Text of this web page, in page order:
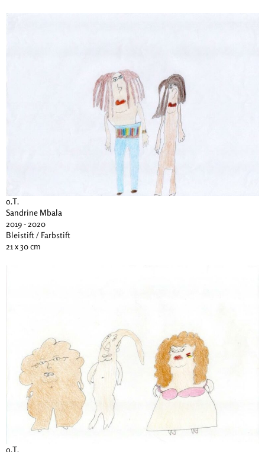
o.T.
Sandrine Mbala
2019 - 2020
Bleistift / Farbstift
21 x 30 cm
o.T.